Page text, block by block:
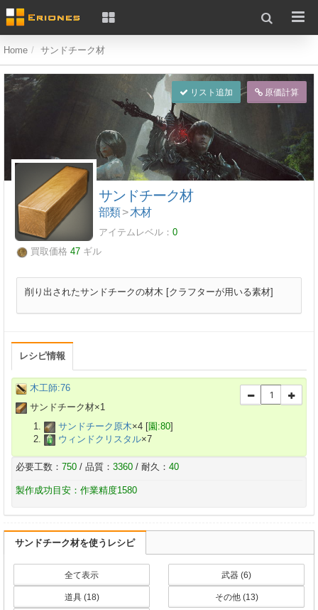
Home サンドチーク材
リスト追加 原価計算
サンドチーク材
部類>木材
アイテムレベル： 0
買取価格 47 ギル
削り出されたサンドチークの材木 [クラフターが用いる素材]
レシピ情報
木工師:76
サンドチーク材×1
サンドチーク原木×4 [園:80]
ウィンドクリスタル×7
必要工数： 750 / 品質： 3360 / 耐久： 40
製作成功目安：作業精度1580
サンドチーク材を使うレシピ
全て表示 武器 (6)
道具 (18) その他 (13)